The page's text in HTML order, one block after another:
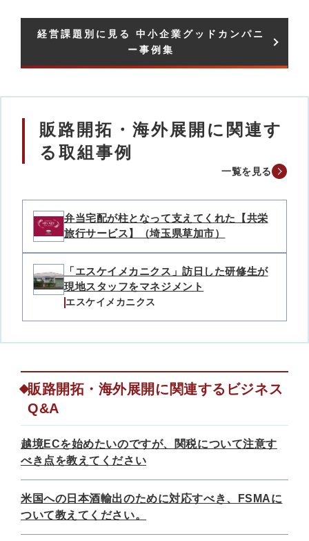
経営課題別に見る 中小企業グッドカンパニ
ー事例集​
販路開拓・海外展開に関連す
る取組事例
一覧を見る
弁当宅配が柱となって支えてくれた【共栄
旅行サービス】（埼玉県草加市）
「エスケイメカニクス」訪日した研修生が
現地スタッフをマネジメント
エスケイメカニクス
販路開拓・海外展開に関連するビジネス
Q&A
越境ECを始めたいのですが、関税について注意す
べき点を教えてください
米国への日本酒輸出のために対応すべき、FSMAに
ついて教えてください。